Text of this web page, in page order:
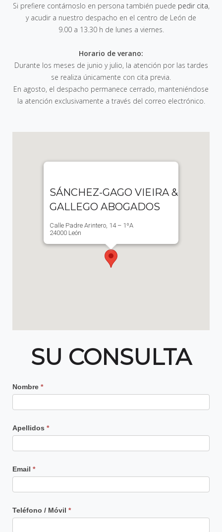
Si prefiere contárnoslo en persona también puede pedir cita,
y acudir a nuestro despacho en el centro de León de
9.00 a 13.30 h de lunes a viernes.
Horario de verano:
Durante los meses de junio y julio, la atención por las tardes
se realiza únicamente con cita previa.
En agosto, el despacho permanece cerrado, manteniéndose
la atención exclusivamente a través del correo electrónico.
SÁNCHEZ-GAGO VIEIRA &
GALLEGO ABOGADOS
Calle Padre Arintero, 14 – 1ºA
24000 León
SU CONSULTA
Contacto
Principal
Nombre *
Apellidos *
Email *
Teléfono / Móvil *